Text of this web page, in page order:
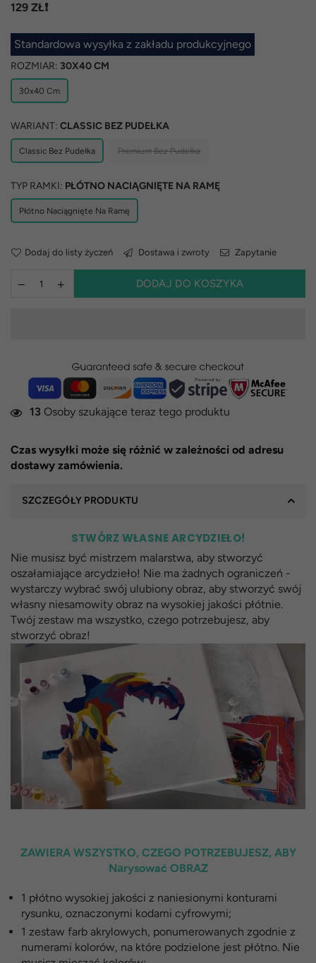
129 ZŁ❗
Standardowa wysyłka z zakładu produkcyjnego
ROZMIAR: 30X40 CM
30x40 Cm
WARIANT: CLASSIC BEZ PUDEŁKA
Classic Bez Pudełka Premium Bez Pudełka
TYP RAMKI: PŁÓTNO NACIĄGNIĘTE NA RAMĘ
Płótno Naciągnięte Na Ramę
Dodaj do listy życzeń Dostawa i zwroty Zapytanie
DODAJ DO KOSZYKA
13 Osoby szukające teraz tego produktu
Czas wysyłki może się różnić w zależności od adresu
dostawy zamówienia.
SZCZEGÓŁY PRODUKTU
STWÓRZ WŁASNE ARCYDZIEŁO!
Nie musisz być mistrzem malarstwa, aby stworzyć
oszałamiające arcydzieło! Nie ma żadnych ograniczeń -
wystarczy wybrać swój ulubiony obraz, aby stworzyć swój
własny niesamowity obraz na wysokiej jakości płótnie.
Twój zestaw ma wszystko, czego potrzebujesz, aby
stworzyć obraz!
ZAWIERA WSZYSTKO, CZEGO POTRZEBUJESZ, ABY
Nаrysować OBRAZ
1 płótno wysokiej jakości z naniesionymi konturami
rysunku, oznaczonymi kodami cyfrowymi;
1 zestaw farb akrylowych, ponumerowanych zgodnie z
numerami kolorów, na które podzielone jest płótno. Nie